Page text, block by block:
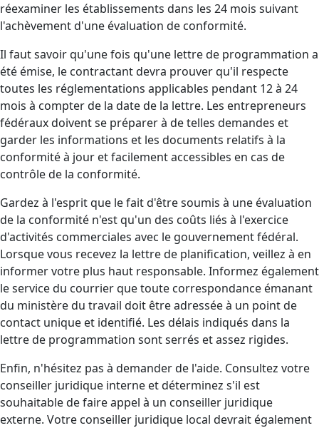
réexaminer les établissements dans les 24 mois suivant
l'achèvement d'une évaluation de conformité.
Il faut savoir qu'une fois qu'une lettre de programmation a
été émise, le contractant devra prouver qu'il respecte
toutes les réglementations applicables pendant 12 à 24
mois à compter de la date de la lettre. Les entrepreneurs
fédéraux doivent se préparer à de telles demandes et
garder les informations et les documents relatifs à la
conformité à jour et facilement accessibles en cas de
contrôle de la conformité.
Gardez à l'esprit que le fait d'être soumis à une évaluation
de la conformité n'est qu'un des coûts liés à l'exercice
d'activités commerciales avec le gouvernement fédéral.
Lorsque vous recevez la lettre de planification, veillez à en
informer votre plus haut responsable. Informez également
le service du courrier que toute correspondance émanant
du ministère du travail doit être adressée à un point de
contact unique et identifié. Les délais indiqués dans la
lettre de programmation sont serrés et assez rigides.
Enfin, n'hésitez pas à demander de l'aide. Consultez votre
conseiller juridique interne et déterminez s'il est
souhaitable de faire appel à un conseiller juridique
externe. Votre conseiller juridique local devrait également